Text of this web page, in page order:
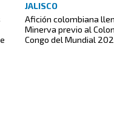
JALISCO
Afición colombiana
Minerva previo al
Congo del Mundial